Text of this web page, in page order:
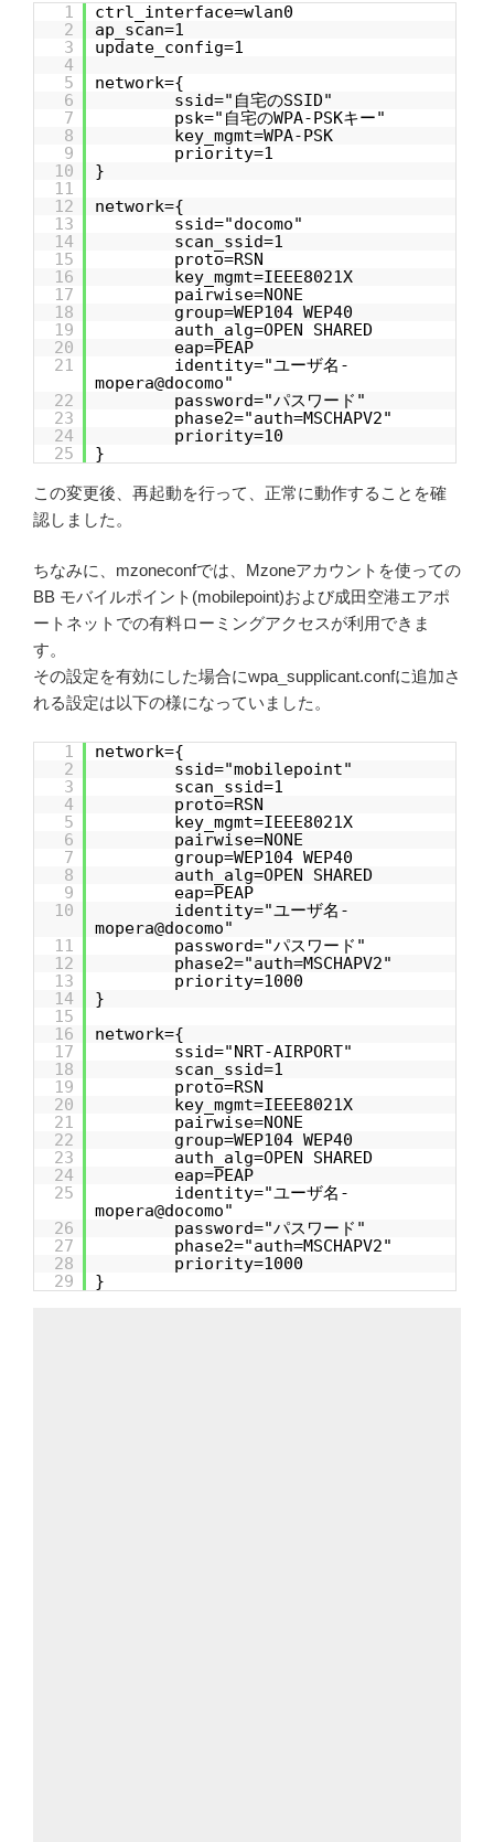
1
ctrl_interface=wlan0
2
ap_scan=1
3
update_config=1
4
5
network={
6
ssid="自宅のSSID"
7
psk="自宅のWPA-PSKキー"
8
key_mgmt=WPA-PSK
9
priority=1
10
}
11
12
network={
13
ssid="docomo"
14
scan_ssid=1
15
proto=RSN
16
key_mgmt=IEEE8021X
17
pairwise=NONE
18
group=WEP104 WEP40
19
auth_alg=OPEN SHARED
20
eap=PEAP
21
identity="ユーザ名-
mopera@docomo"
22
password="パスワード"
23
phase2="auth=MSCHAPV2"
24
priority=10
25
}
この変更後、再起動を行って、正常に動作することを確
認しました。
ちなみに、mzoneconfでは、Mzoneアカウントを使っての
BB モバイルポイント(mobilepoint)および成田空港エアポ
ートネットでの有料ローミングアクセスが利用できま
す。
その設定を有効にした場合にwpa_supplicant.confに追加さ
れる設定は以下の様になっていました。
1
network={
2
ssid="mobilepoint"
3
scan_ssid=1
4
proto=RSN
5
key_mgmt=IEEE8021X
6
pairwise=NONE
7
group=WEP104 WEP40
8
auth_alg=OPEN SHARED
9
eap=PEAP
10
identity="ユーザ名-
mopera@docomo"
11
password="パスワード"
12
phase2="auth=MSCHAPV2"
13
priority=1000
14
}
15
16
network={
17
ssid="NRT-AIRPORT"
18
scan_ssid=1
19
proto=RSN
20
key_mgmt=IEEE8021X
21
pairwise=NONE
22
group=WEP104 WEP40
23
auth_alg=OPEN SHARED
24
eap=PEAP
25
identity="ユーザ名-
mopera@docomo"
26
password="パスワード"
27
phase2="auth=MSCHAPV2"
28
priority=1000
29
}